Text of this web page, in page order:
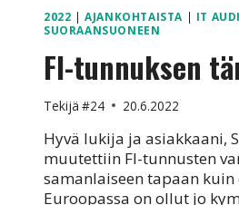
2022 |AJANKOHTAISTA | IT
SUORAANSUONEEN
FI-tunnuksen
Tekijä #24 20.6.2022
Hyvä lukija ja asiakkaani,
muutettiin FI-tunnusten
samanlaiseen tapaan kuin
Euroopassa on ollut jo